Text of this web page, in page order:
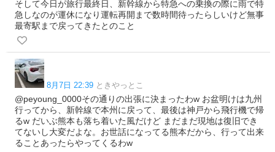
そして今日が旅行最終日、新幹線から特急への乗換の際に雨で特
急しなのが運休になり運転再開まで数時間待ったらしいけど無事
最寄駅まで戻ってきたとのこと
8月7日 22:39 ときやっとこ
@peyoung_0000その通りの出張に決まったわw お盆明けは九州
行ってから、新幹線で本州に戻って、最後は神戸から飛行機で帰
るw だいぶ熊本も落ち着いた風だけど まだまだ現地は復旧でき
てないし大変だよな。お世話になってる熊本だから、行って出来
ることあったらやってくるわw